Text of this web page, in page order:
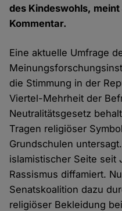
des Kindeswohls,
Kommentar.
Eine aktuelle Umfrage
die Stimmung in der
Viertel-Mehrheit der
Neutralitätsgesetz
Tragen religiöser
Grundschulen
islamistischer Seite seit
Rassismus diffamiert.
Senatskoalition dazu
religiöser Bekleidung